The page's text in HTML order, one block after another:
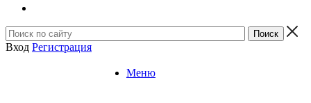
Вход Регистрация
Меню